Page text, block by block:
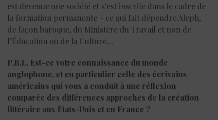
est devenue une société et s’est inscrite dans le cadre de
la formation permanente – ce qui fait dépendre Aleph,
de façon baroque, du Ministère du Travail et non de
l’Éducation ou de la Culture…
P.B.L. Est-ce votre connaissance du monde
anglophone, et en particulier celle des écrivains
américains qui vous a conduit à une réflexion
comparée des différences approches de la création
littéraire aux Etats-Unis et en France ?